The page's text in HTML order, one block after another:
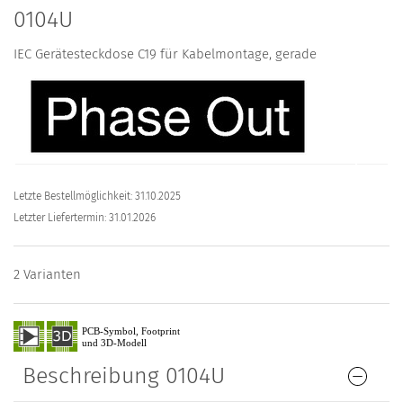
0104U
IEC Gerätesteckdose C19 für Kabelmontage, gerade
Letzte Bestellmöglichkeit: 31.10.2025
Letzter Liefertermin: 31.01.2026
2 Varianten
Beschreibung 0104U